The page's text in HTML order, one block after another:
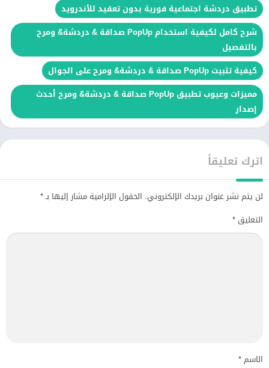
تطبيق دردشة اجتماعية فورية بدون تعقيد للأندرويد
شرح كامل لكيفية استخدام PopUp صداقة & دردشة& ومرح
بالتفصيل
كيفية تثبيت PopUp صداقة & دردشة& ومرح على الجوال
مميزات وعيوب تطبيق PopUp صداقة & دردشة& ومرح أحدث
إصدار
اترك تعليقاً
لن يتم نشر عنوان بريدك الإلكتروني. الحقول الإلزامية مشار إليها بـ*
التعليق *
الاسم*